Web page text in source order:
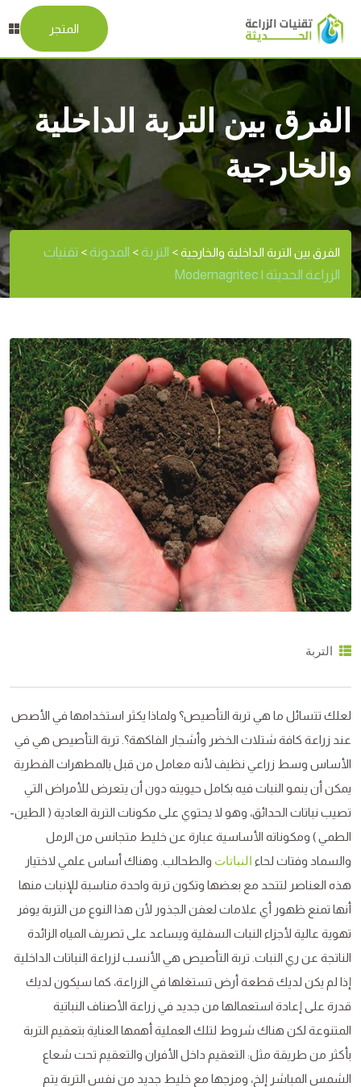
المتجر
الفرق بين التربة الداخلية
والخارجية
الفرق بين التربة الداخلية والخارجية> التربة> المدونة> تقنيات
الزراعة الحديثة | Modernagritec
التربة
لعلك تتسائل ما هي تربة التأصيص؟ ولماذا يكثر استخدامها في الأصص
عند زراعة كافة شتلات الخضر وأشجار الفاكهة؟. تربة التأصيص هي في
الأساس وسط زراعي نظيف لأنه معامل من قبل بالمطهرات الفطرية
يمكن أن ينمو النبات فيه بكامل حيويته دون أن يتعرض للأمراض التي
تصيب نباتات الحدائق، وهو لا يحتوي على مكونات التربة العادية ( الطين-
الطمي ) ومكوناته الأساسية عبارة عن خليط متجانس من الرمل
والسماد وفتات لحاء النباتات والطحالب. وهناك أساس علمي لاختيار
هذه العناصر لتتحد مع بعضها وتكون تربة واحدة مناسبة للإنبات منها
أنها تمنع ظهور أي علامات لعفن الجذور لأن هذا النوع من التربة يوفر
تهوية عالية لأجزاء النبات السفلية ويساعد على تصريف المياه الزائدة
الناتجة عن ري النبات. تربة التأصيص هي الأنسب لزراعة النباتات الداخلية
إذا لم يكن لديك قطعة أرض تستغلها في الزراعة، كما سيكون لديك
قدرة على إعادة استعمالها من جديد في زراعة الأصناف النباتية
المتنوعة لكن هناك شروط لتلك العملية أهمها العناية بتعقيم التربة
بأكثر من طريقة مثل: التعقيم داخل الأفران والتعقيم تحت شعاع
الشمس المباشر إلخ، ومزجها مع خليط جديد من نفس التربة يتم